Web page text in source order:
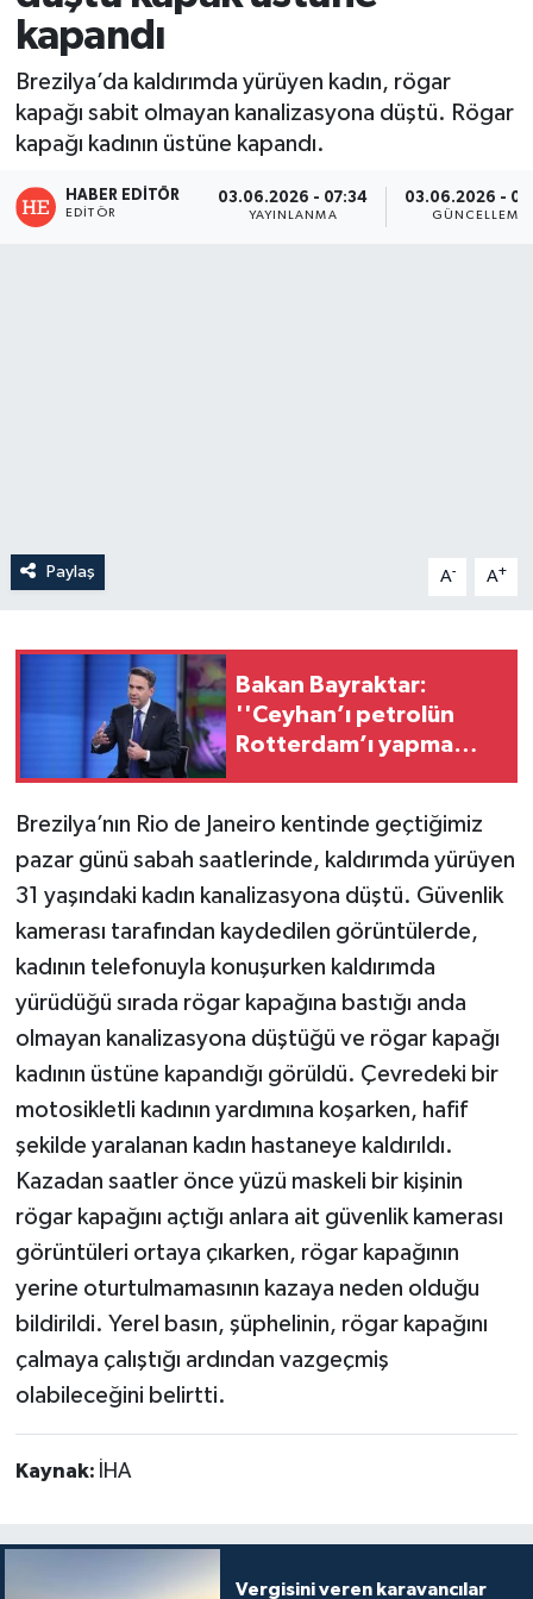
kapandı
Brezilya’da kaldırımda yürüyen kadın, rögar
kapağı sabit olmayan kanalizasyona düştü. Rögar
kapağı kadının üstüne kapandı.
HABER EDITÖR
EDITÖR
03.06.2026 - 07:34
YAYINLANMA
03.06.2026 -
GÜNCELLEME
Paylaş A- A+
Bakan Bayraktar:
''Ceyhan’ı petrolün
Rotterdam’ı yapma
Brezilya’nın Rio de Janeiro kentinde geçtiğimiz
pazar günü sabah saatlerinde, kaldırımda yürüyen
31 yaşındaki kadın kanalizasyona düştü. Güvenlik
kamerası tarafından kaydedilen görüntülerde,
kadının telefonuyla konuşurken kaldırımda
yürüdüğü sırada rögar kapağına bastığı anda
olmayan kanalizasyona düştüğü ve rögar kapağı
kadının üstüne kapandığı görüldü. Çevredeki bir
motosikletli kadının yardımına koşarken, hafif
şekilde yaralanan kadın hastaneye kaldırıldı.
Kazadan saatler önce yüzü maskeli bir kişinin
rögar kapağını açtığı anlara ait güvenlik kamerası
görüntüleri ortaya çıkarken, rögar kapağının
yerine oturtulmamasının kazaya neden olduğu
bildirildi. Yerel basın, şüphelinin, rögar kapağını
çalmaya çalıştığı ardından vazgeçmiş
olabileceğini belirtti.
Kaynak: İHA
Vergisini veren karavancılar